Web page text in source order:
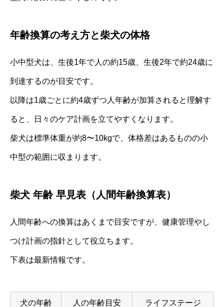
年齢換算の考え方と柴犬の体格
小中型犬は、生後1年で人の約15歳、生後2年で約24歳に
到達するのが目安です。
以降は1歳ごとに約4歳ずつ人年齢が加算されると理解す
ると、日々のケア計画を立てやすくなります。
柴犬は標準体重が約8〜10kgで、体格差はあるものの小
中型の範囲に収まります。
柴犬 年齢 早見表（人間年齢換算表）
人間年齢への換算はあくまで目安ですが、健康管理やし
つけ計画の指針として役立ちます。
下表は最新情報です。
犬の年齢 人の年齢目安 ライフステージ